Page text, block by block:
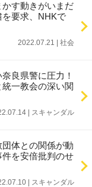
す動きがいまだ
要求、NHKで
2022.07.21 | 社会
良県警に圧力！
一教会の深い関
| スキャンダル
体との関係が動
を安倍批判のせ
| スキャンダル